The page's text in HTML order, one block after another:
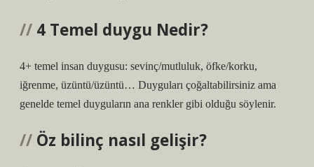
4 Temel duygu Nedir?
4+ temel insan duygusu: sevinç/mutluluk, öfke/korku,
iğrenme, üzüntü/üzüntü… Duyguları çoğaltabilirsiniz ama
genelde temel duyguların ana renkler gibi olduğu söylenir.
Öz bilinç nasıl gelişir?